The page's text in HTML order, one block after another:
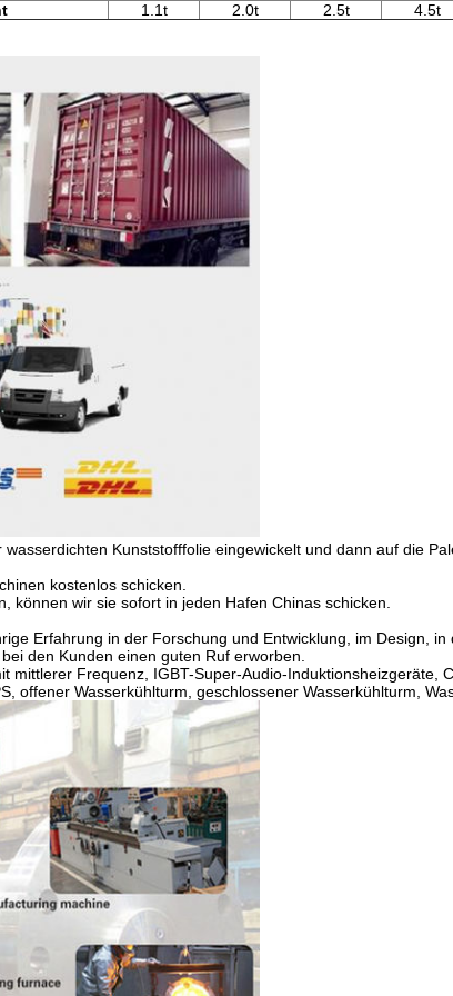
1.1t 2.0t 2.5t 4.5t
Kunststofffolie eingewickelt und dann auf die
kostenlos schicken.
können wir sie sofort in jeden Hafen Chinas schicken.
Erfahrung in der Forschung und Entwicklung, im Design,
den Kunden einen guten Ruf erworben.
Frequenz, IGBT-Super-Audio-Induktionsheizgeräte,
offener Wasserkühlturm, geschlossener Wasserkühlturm,